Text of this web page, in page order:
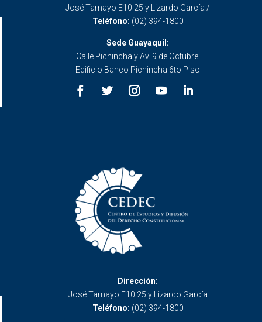
José Tamayo E10 25 y Lizardo García /
Teléfono: (02) 394-1800
Sede Guayaquil:
Calle Pichincha y Av. 9 de Octubre.
Edificio Banco Pichincha 6to Piso
Dirección:
José Tamayo E10 25 y Lizardo García
Teléfono: (02) 394-1800